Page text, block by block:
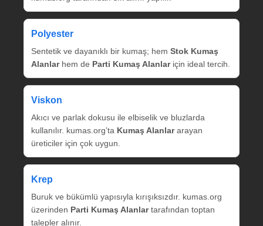
Polyester
Sentetik ve dayanıklı bir kumaş; hem Stok Kumaş
Alanlarhem de Parti Kumaş Alanlariçin ideal tercih.
Viskon
Akıcı ve parlak dokusu ile elbiselik ve bluzlarda
kullanılır. kumas.org’ta Kumaş Alanlararayan
üreticiler için çok uygun.
Krep
Buruk ve bükümlü yapısıyla kırışıksızdır. kumas.org
üzerinden Parti Kumaş Alanlartarafından toptan
talepler alınır.